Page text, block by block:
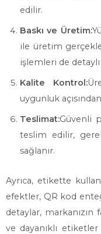
edilir.
Baskı ve Üretim:
ile üretim
işlemleri de detaylı
Kalite Kontrol:
uygunluk
Teslimat:Güvenli
teslim edilir,
sağlanır.
Ayrıca, etikette
efektler, QR kod
detaylar,
ve dayanıklı